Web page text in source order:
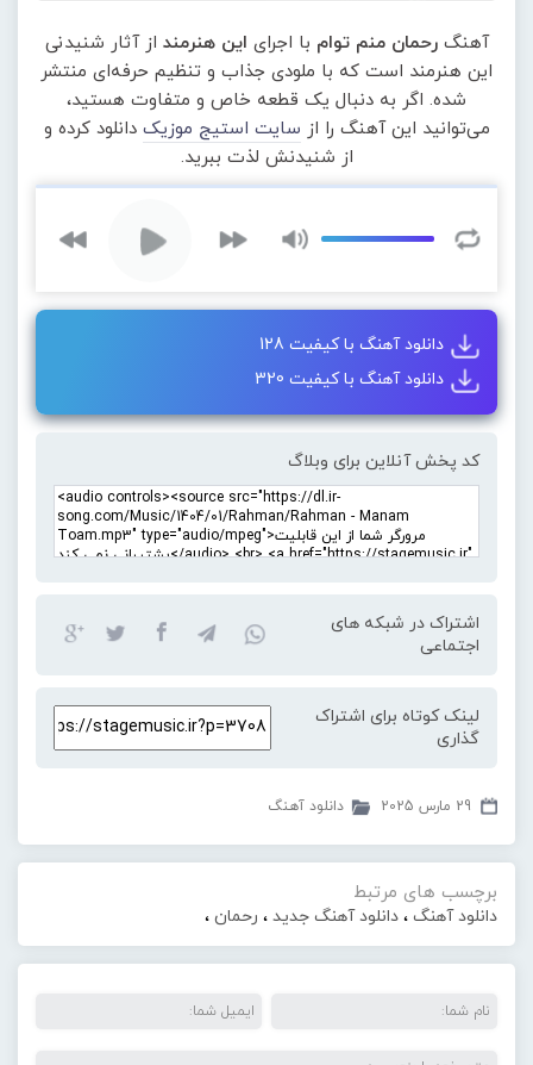
آهنگرحمان منم توام با اجرای این هنرمند از آثار شنیدنی
این هنرمند است که با ملودی جذاب و تنظیم حرفه‌ای منتشر
شده. اگر به دنبال یک قطعه خاص و متفاوت هستید،
می‌توانید این آهنگ را از سایت استیج موزیک دانلود کرده و
از شنیدنش لذت ببرید.
دانلود آهنگ با کیفیت 128
دانلود آهنگ با کیفیت 320
کد پخش آنلاین برای وبلاگ
اشتراک در شبکه های
اجتماعی
لینک کوتاه برای اشتراک
گذاری
29 مارس 2025 دانلود آهنگ
برچسب های مرتبط
دانلود آهنگ ، دانلود آهنگ جدید ، رحمان ،